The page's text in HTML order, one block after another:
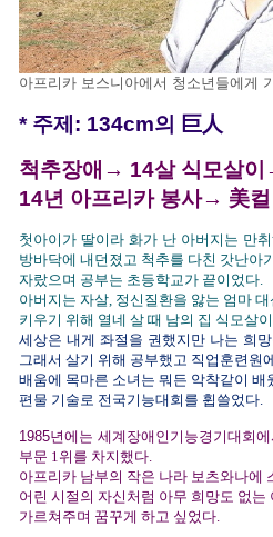
아프리카 보스니아에서 청소년들에게
* 주제: 134cm의 巨人
척추장애→ 14살 식모살
14년 아프리카 봉사→ 美
첫아이가 딸이라 화가 난 아버지는 만
방바닥에 내던졌고 척추를 다친 갓난아
자랐으며 공부는 초등학교가 끝이었다.
아버지는 자살, 정신질환을 앓는 엄마
키우기 위해 열네 살 때 남의 집 식모살
세상은 내게 좌절을 권했지만 나는 희
그래서 살기 위해 공부했고 직업훈련원
배움에 목마른 소녀는 뭐든 악착같이 배
편물 기술로 전국기능대회를 휩쓸었다.
1985년에는 세계장애인기능경기대회
부문 1위를 차지했다.
아프리카 남부의 작은 나라 보츠와나에
어린 시절의 자신처럼 아무 희망도 없는
가르쳐주며 꿈꾸게 하고 싶었다.